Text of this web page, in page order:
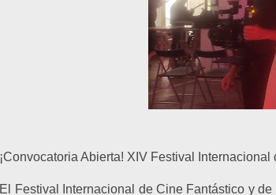
¡Convocatoria Abierta! XIV Festival
El Festival Internacional de Cine Fantástico y